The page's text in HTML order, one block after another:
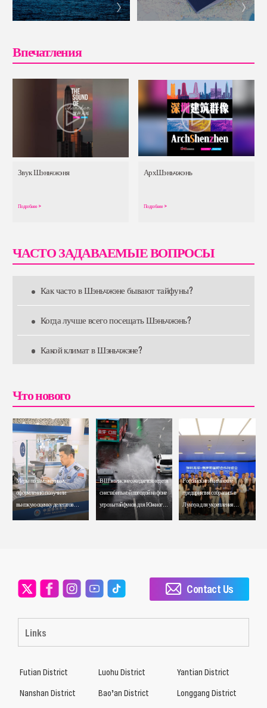
Впечатления
Звук Шэньчжэня
Подробнее >
АрхШэньчжэнь
Подробнее >
ЧАСТО ЗАДАВАЕМЫЕ ВОПРОСЫ
Как часто в Шэньчжэне бывают тайфуны?
Когда лучше всего посещать Шэньчжэнь?
Какой климат в Шэньчжэне?
Что нового
Меры по таможенному
оформлению получили
высокую оценку делегатов
встречи АТЭС
В Шэньчжэне ожидается неделя
с нестабильной погодой на фоне
угрозы тайфунов для Южного
Российские и китайские
предприятия собрались в
Лунхуа для укрепления
сотрудничества
Links
Contact Us
Futian District Luohu District
Yantian District
Nanshan District
Bao’an District
Longgang District